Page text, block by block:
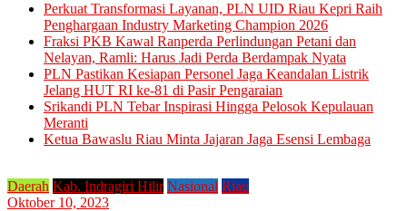
Perkuat Transformasi Layanan, PLN UID Riau Kepri Raih
Penghargaan Industry Marketing Champion 2026
Fraksi PKB Kawal Ranperda Perlindungan Petani dan
Nelayan, Ramli: Harus Jadi Perda Berdampak Nyata
PLN Pastikan Kesiapan Personel Jaga Keandalan Listrik
Jelang HUT RI ke-81 di Pasir Pengaraian
Srikandi PLN Tebar Inspirasi Hingga Pelosok Kepulauan
Meranti
Ketua Bawaslu Riau Minta Jajaran Jaga Esensi Lembaga
Daerah Kab. Indragiri Hilir Nasional Riau
Oktober 10, 2023